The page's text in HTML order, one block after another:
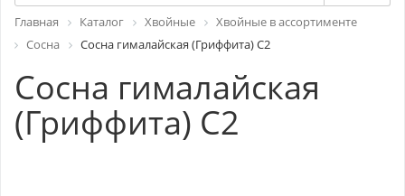
Главная Каталог Хвойные
Хвойные в ассортименте
Сосна
Сосна гималайская (Гриффита) С2
Сосна гималайская
(Гриффита) С2